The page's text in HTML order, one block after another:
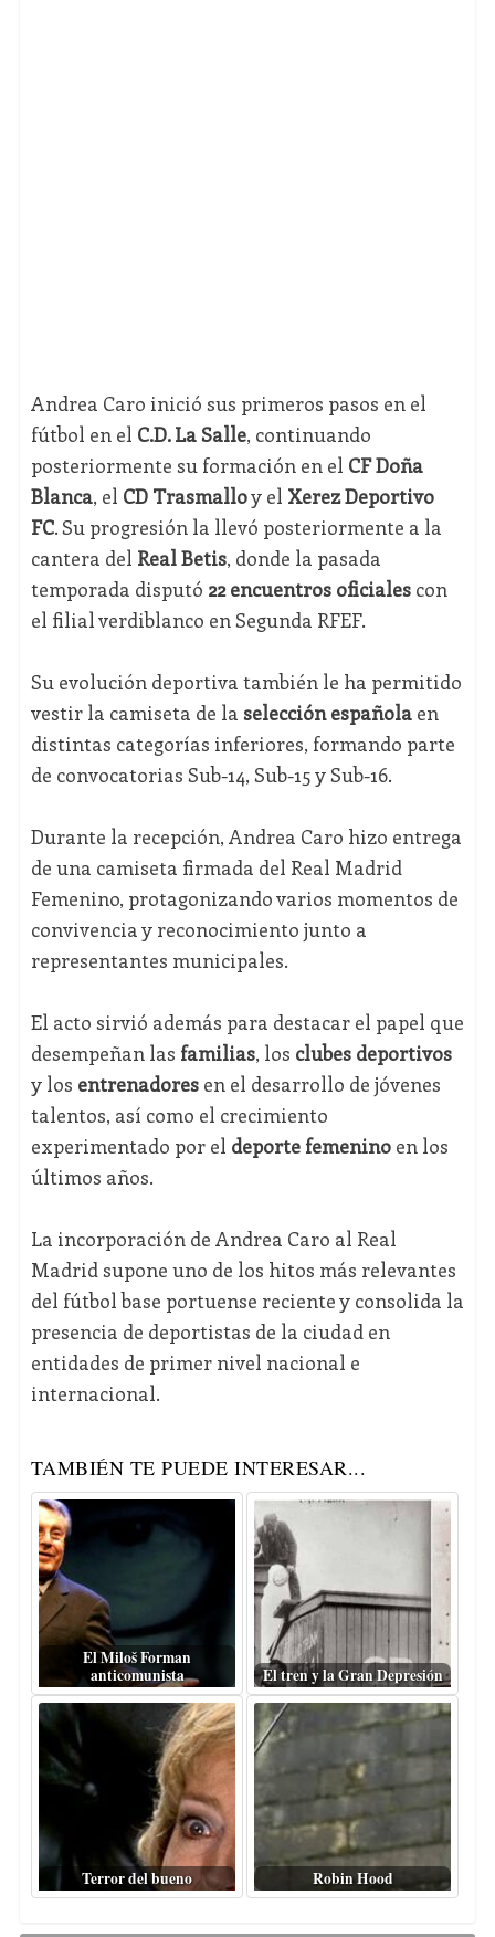
Andrea Caro inició sus primeros pasos en el
fútbol en el C.D. La Salle, continuando
posteriormente su formación en el CF Doña
Blanca, el CD Trasmalloy el Xerez Deportivo
FC. Su progresión la llevó posteriormente a la
cantera del Real Betis, donde la pasada
temporada disputó 22 encuentros oficialescon
el filial verdiblanco en Segunda RFEF.
Su evolución deportiva también le ha permitido
vestir la camiseta de la selección españolaen
distintas categorías inferiores, formando parte
de convocatorias Sub-14, Sub-15 y Sub-16.
Durante la recepción, Andrea Caro hizo entrega
de una camiseta firmada del Real Madrid
Femenino, protagonizando varios momentos de
convivencia y reconocimiento junto a
representantes municipales.
El acto sirvió además para destacar el papel que
desempeñan las familias, los clubes deportivos
y los entrenadoresen el desarrollo de jóvenes
talentos, así como el crecimiento
experimentado por el deporte femeninoen los
últimos años.
La incorporación de Andrea Caro al Real
Madrid supone uno de los hitos más relevantes
del fútbol base portuense reciente y consolida la
presencia de deportistas de la ciudad en
entidades de primer nivel nacional e
internacional.
TAMBIÉN TE PUEDE INTERESAR...
El Miloš Forman
anticomunista
El tren y la Gran Depresión
Terror del bueno Robin Hood